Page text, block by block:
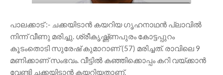
പാലക്കാട് :- ചക്കയിടാൻ കയറിയ ഗൃഹനാഥൻ പ്ലാവിൽ
നിന്ന് വീണു മരിച്ചു. ശ്രീകൃഷ്ണ്‌ണപുരം കോട്ടപ്പുറം
കൂടംതൊടി സുരേഷ് കുമാറാണ് (57) മരിച്ചത്. രാവിലെ 9
മണിക്കാണ് സംഭവം. വീട്ടിൽ കഞ്ഞിക്കൊപ്പം കറി വയ്ക്കാൻ
വേണ്ടി ചക്കയിടാൻ കയറിയതാണ്.